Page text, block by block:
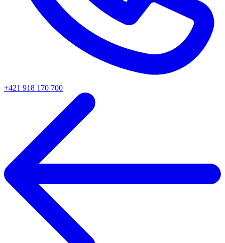
+421 918 170 700